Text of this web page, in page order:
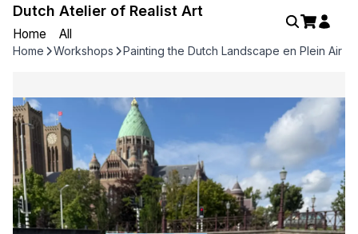
Dutch Atelier of Realist Art
Home All
Home Workshops Painting the Dutch Landscape en Plein Air